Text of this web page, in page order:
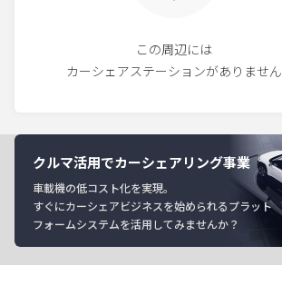
この周辺には
カーシェアステーションがありません
クルマ活用でカーシェアリング事業
車載機の低コスト化を実現。
すぐにカーシェアビジネスを始められるプラット
フォームシステムを活用してみませんか？